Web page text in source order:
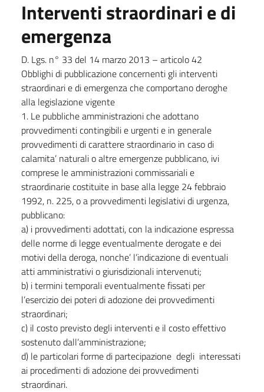
Interventi straordinari e di
emergenza
D. Lgs. n° 33 del 14 marzo 2013 – articolo 42
Obblighi di pubblicazione concernenti gli interventi
straordinari e di emergenza che comportano deroghe
alla legislazione vigente
1. Le pubbliche amministrazioni che adottano
provvedimenti contingibili e urgenti e in generale
provvedimenti di carattere straordinario in caso di
calamita’ naturali o altre emergenze pubblicano, ivi
comprese le amministrazioni commissariali e
straordinarie costituite in base alla legge 24 febbraio
1992, n. 225, o a provvedimenti legislativi di urgenza,
pubblicano:
a) i provvedimenti adottati, con la indicazione espressa
delle norme di legge eventualmente derogate e dei
motivi della deroga, nonche’ l’indicazione di eventuali
atti amministrativi o giurisdizionali intervenuti;
b) i termini temporali eventualmente fissati per
l’esercizio dei poteri di adozione dei provvedimenti
straordinari;
c) il costo previsto degli interventi e il costo effettivo
sostenuto dall’amministrazione;
d) le particolari forme di partecipazione degli interessati
ai procedimenti di adozione dei provvedimenti
straordinari.